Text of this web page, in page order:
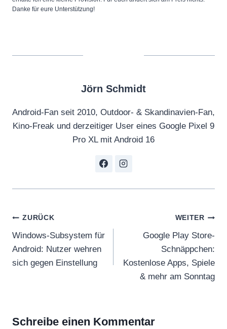
Danke für eure Unterstützung!
Jörn Schmidt
Android-Fan seit 2010, Outdoor- & Skandinavien-Fan,
Kino-Freak und derzeitiger User eines Google Pixel 9
Pro XL mit Android 16
Beitragsnavigation
ZURÜCK
Windows-Subsystem für
Android: Nutzer wehren
sich gegen Einstellung
WEITER
Google Play Store-
Schnäppchen:
Kostenlose Apps, Spiele
& mehr am Sonntag
Schreibe einen Kommentar